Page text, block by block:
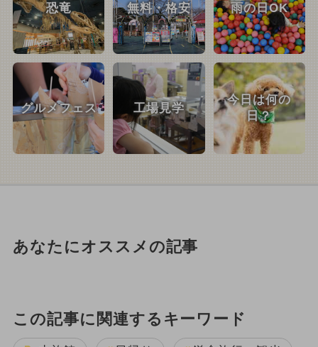
恐竜 無料・格安 雨の日OK
グルメフェス 工場見学
今日は何の
日？
あなたにオススメの記事
この記事に関連するキーワード